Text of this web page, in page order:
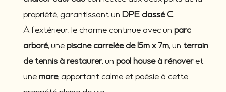
propriété, garantissant unDPE classé C.
À l’extérieur, le charme continue avec unparc
arboré, unepiscine carrelée de 15m x 7m, un terrain
de tennis à restaurer, unpool house à rénoveret
unemare, apportant calme et poésie à cette